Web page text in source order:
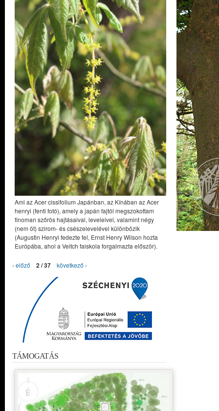
Ami az Acer cissifolium Japánban, az Kínában az Acer
henryi (fenti fotó), amely a japán fajtól megszokottam
finoman szőrös hajtásaival, leveleivel, valamint négy
(nem öt) szirom- és csészelevelével különbözik
(Augustin Henryi fedezte fel, Ernst Henry Wilson hozta
Európába, ahol a Veitch faiskola forgalmazta először).
‹ előző 2 / 37 következő ›
TÁMOGATÁS